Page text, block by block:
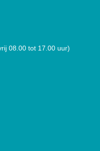
08.00 tot 17.00 uur)